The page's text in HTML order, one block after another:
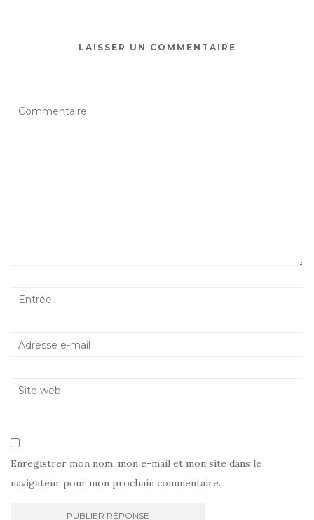
LAISSER UN COMMENTAIRE
Enregistrer mon nom, mon e-mail et mon site dans le
navigateur pour mon prochain commentaire.